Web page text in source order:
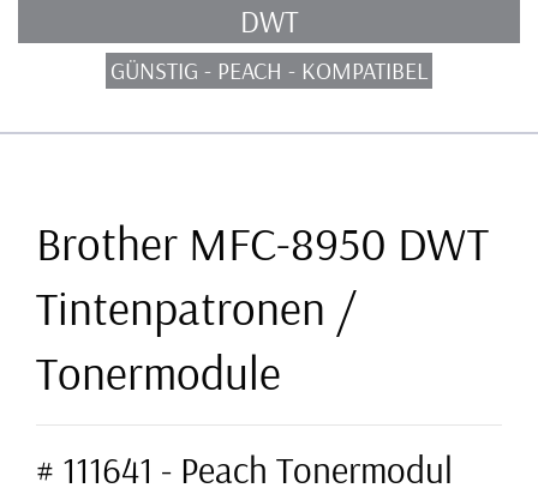
DWT
GÜNSTIG - PEACH - KOMPATIBEL
Brother MFC-8950 DWT
Tintenpatronen /
Tonermodule
# 111641 - Peach Tonermodul